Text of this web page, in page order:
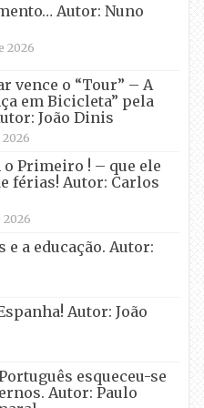
Autor: Nuno
2026
vence o “Tour” – A
em Bicicleta” pela
João Dinis
2026
o Primeiro ! – que ele
férias! Autor: Carlos
2026
a educação. Autor:
Autor: João
esqueceu-se
Autor: Paulo